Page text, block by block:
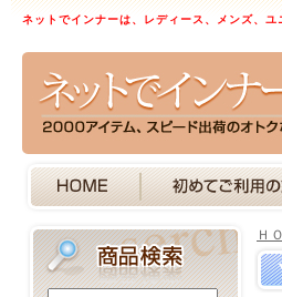
ネットでインナーは、レディース、メンズ、
Ｈ